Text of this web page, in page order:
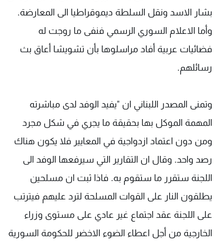
بشار الاسد ونقل السلطة ديموقراطيا الى المعارضة.
وأما الاعلام السوري الرسمي فنفى ما روجت له
فضائيات عربية أفاد مراسلوها بأن تشويشا أعاق بث
رسائلهم.
وتمنى المصدر اللبناني ان "يفيد الوفد لدى مباشرته
المهمة الموكل بها بحقيقة ما يجري في شكل مجرد
ومن دون اعتماد ازدواجية في المعايير فلا يكون هناك
رصد واحد. وقال ان التقارير التي سيرفعها الوفد الى
اللجنة ستقرر ما ستقوم به. فاذا ثبت ان مسلحين
يطلقون النار على القوات المسلحة لترد عليهم فيترتب
على اللجنة عقد اجتماع غير عادي على مستوى وزراء
الخارجية من أجل اعطاء الضوء الاخضر للحكومة السورية